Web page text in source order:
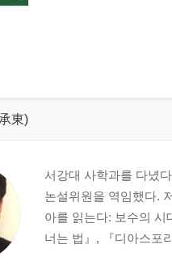
배지/ 26 ‘인간의 기본적 권리
실, 애석/ 2‘ 인류의 거대한
을?
기 쉬운 일/ 2 이 놀라운 사
7 ‘새까만 웃음 피 토하듯
東)
서강대 사학과를 다녔
논설위원을 역임했다.
아를 읽는다: 보수의
너는 법』, 『디아스포